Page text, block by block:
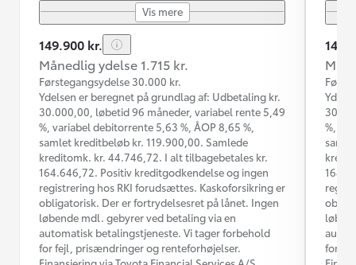
Vis mere
149.900 kr.
Månedlig ydelse 1.715 kr.
Førstegangsydelse 30.000 kr.
Ydelsen er beregnet på grundlag af: Udbetaling kr.
30.000,00, løbetid 96 måneder, variabel rente 5,49
%, variabel debitorrente 5,63 %, ÅOP 8,65 %,
samlet kreditbeløb kr. 119.900,00. Samlede
kreditomk. kr. 44.746,72. I alt tilbagebetales kr.
164.646,72. Positiv kreditgodkendelse og ingen
registrering hos RKI forudsættes. Kaskoforsikring er
obligatorisk. Der er fortrydelsesret på lånet. Ingen
løbende mdl. gebyrer ved betaling via en
automatisk betalingstjeneste. Vi tager forbehold
for fejl, prisændringer og renteforhøjelser.
%,
for